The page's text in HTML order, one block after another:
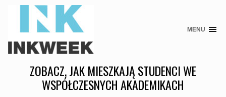
Skip
content
MENU
ZOBACZ, JAK MIESZKAJĄ STUDENCI WE
WSPÓŁCZESNYCH AKADEMIKACH